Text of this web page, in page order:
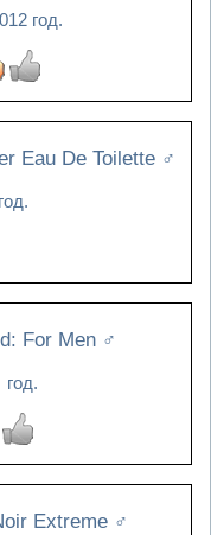
год.
Eau De Toilette ♂
For Men ♂
год.
Extreme ♂